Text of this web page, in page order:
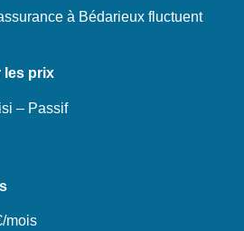
à Bédarieux fluctuent
les prix
– Passif
mois